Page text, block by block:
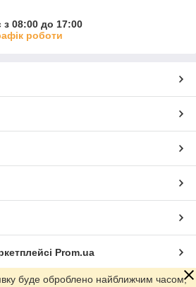
08:00 до 17:00
роботи
Prom.ua
буде оброблено найближчим часом,